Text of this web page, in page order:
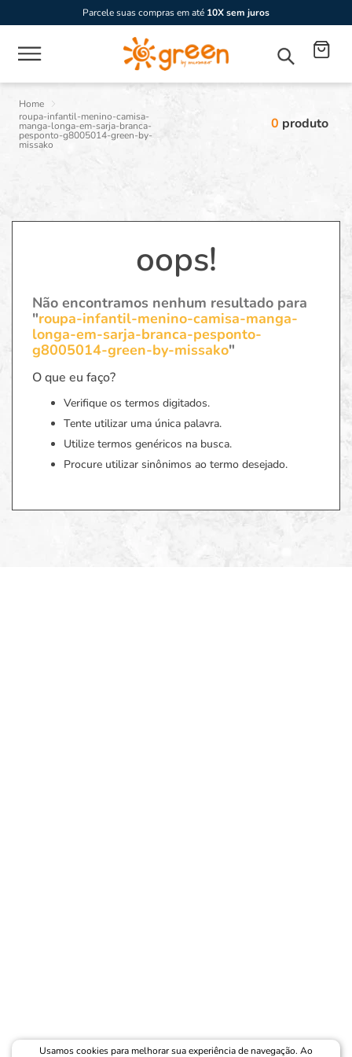
Parcele suas compras em até 10X sem juros
Usamos cookies para melhorar sua experiência de navegação. Ao
roupa-infantil-menino-camisa-
manga-longa-em-sarja-branca-
pesponto-g8005014-green-by-
missako
0 produto
oops!
Não encontramos nenhum resultado para
"roupa-infantil-menino-camisa-manga-
longa-em-sarja-branca-pesponto-
g8005014-green-by-missako"
O que eu faço?
Verifique os termos digitados.
Tente utilizar uma única palavra.
Utilize termos genéricos na busca.
Procure utilizar sinônimos ao termo desejado.